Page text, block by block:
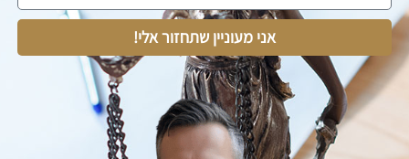
אני מעוניין שתחזור אלי!